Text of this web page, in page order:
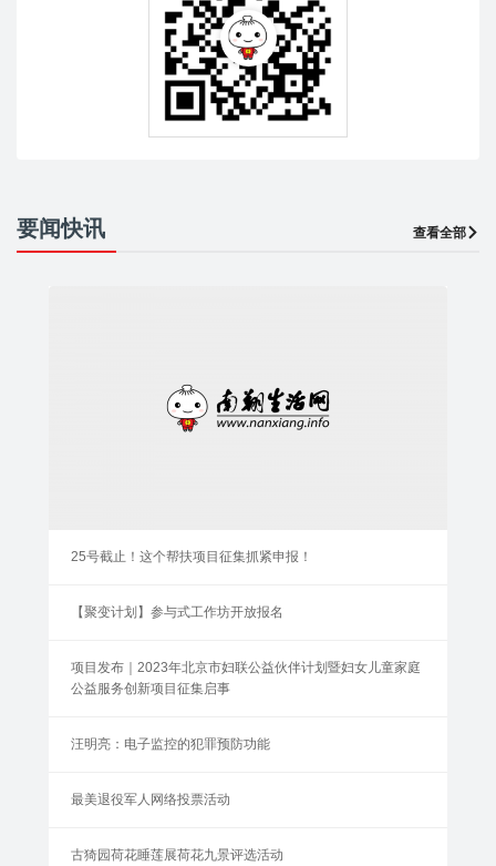
要闻快讯 查看全部
25号截止！这个帮扶项目征集抓紧申报！
【聚变计划】参与式工作坊开放报名
项目发布｜2023年北京市妇联公益伙伴计划暨妇女儿童家庭
公益服务创新项目征集启事
汪明亮：电子监控的犯罪预防功能
最美退役军人网络投票活动
古猗园荷花睡莲展荷花九景评选活动